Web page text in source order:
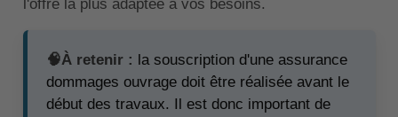
l'offre la plus adaptée à vos besoins.
🧠À retenir : la souscription d'une assurance
dommages ouvrage doit être réalisée avant le
début des travaux. Il est donc important de